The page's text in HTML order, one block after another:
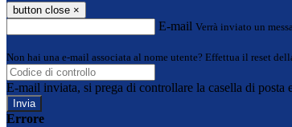
button close ×
E-mail Verrà inviato un
Non hai una e-mail associata al nome utente? Effettua il reset
E-mail inviata, si prega di controllare la casella di posta
Errore